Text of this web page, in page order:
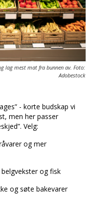
lag mest mat fra bunnen av. Foto:
Adobestock
- korte budskap vi
men her passer
Velg:
og mer
og fisk
og søte bakevarer